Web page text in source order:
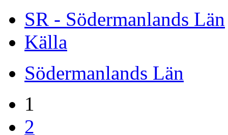
SR - Södermanlands Län
Källa
Södermanlands Län
1
2